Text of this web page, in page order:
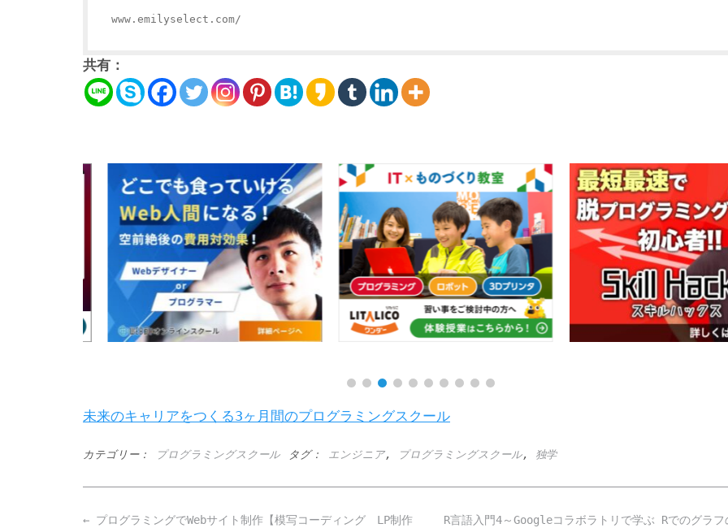
www.emilyselect.com/
共有：
未来のキャリアをつくる3ヶ月間のプログラミングスクール
カテゴリー： プログラミングスクール タグ： エンジニア, プログラミングスクール, 独学
Post
R言語入門4～Googleコラボラトリで学ぶ Rでのグラフ
← プログラミングでWebサイト制作【模写コーディング LP制作